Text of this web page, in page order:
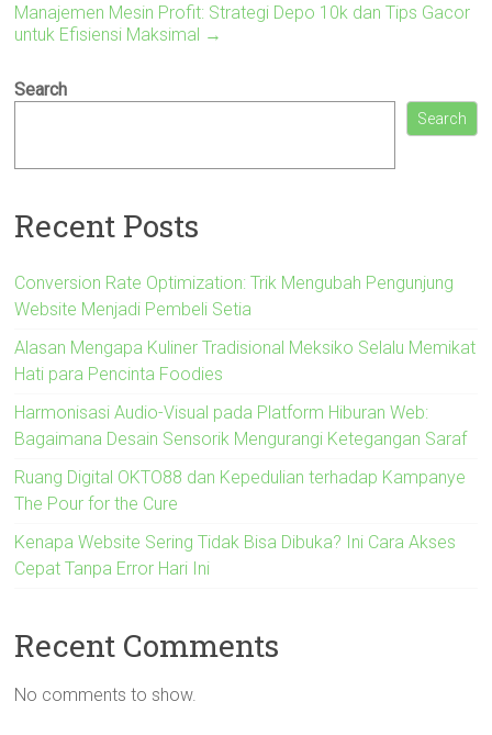
Manajemen Mesin Profit: Strategi Depo 10k dan Tips Gacor
untuk Efisiensi Maksimal →
Search
Search
Recent Posts
Conversion Rate Optimization: Trik Mengubah Pengunjung
Website Menjadi Pembeli Setia
Alasan Mengapa Kuliner Tradisional Meksiko Selalu Memikat
Hati para Pencinta Foodies
Harmonisasi Audio-Visual pada Platform Hiburan Web:
Bagaimana Desain Sensorik Mengurangi Ketegangan Saraf
Ruang Digital OKTO88 dan Kepedulian terhadap Kampanye
The Pour for the Cure
Kenapa Website Sering Tidak Bisa Dibuka? Ini Cara Akses
Cepat Tanpa Error Hari Ini
Recent Comments
No comments to show.